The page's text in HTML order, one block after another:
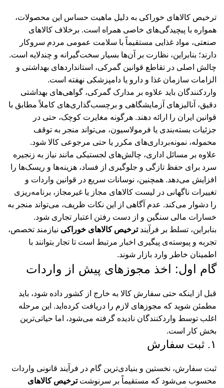
ترخیص کالاهای خوراکی به دلیل ماهیت حساس این محصولات،
همواره با پیچیدگی‌های خاصی همراه است. برخلاف کالاهای
صنعتی، مواد غذایی مستقیماً با سلامت عمومی مردم سروکار
دارند؛ بنابراین، نظارت بر آن‌ها بسیار سخت‌گیرانه و چندلایه است.
چالش اصلی در تقاطع قوانین گمرکی، استانداردهای بهداشتی و
الزامات سازمان غذا و دارو یا دامپزشکی نهفته است.
واردکنندگان باید علاوه بر مدارک گمرکی، گواهی‌های بهداشتی
دقیق، آنالیزهای آزمایشگاهی و برچسب‌گذاری‌های کاملاً مطابق با
قوانین ایران را ارائه دهند. هرگونه مغایرت کوچک، حتی در
جزئیات بسته‌بندی یا فرمولاسیون، می‌تواند منجر به توقف
محموله، نمونه‌برداری‌های مکرر یا حتی مرجوعی کالا شود.
علاوه بر مسائل اداری، چالش‌های لجستیکی مانند نیاز به زنجیره
سرد برای حفظ تازگی و جلوگیری از فساد، هزینه‌ها و ریسک‌ها را
افزایش می‌دهد. همچنین، نوسانات سریع در قوانین واردات و
تغییرات ناگهانی در لیست کالاهای مجاز یا غیرمجاز، برنامه‌ریزی
را دشوار می‌کند. عدم آگاهی از این نکات ظریف، می‌تواند منجر به
خسارات مالی سنگین و از دست رفتن اعتبار تجاری شود.
بنابراین، تسلط بر فرآیندترخیص کالاهای خوراکی نیازمند تخصص،
تجربه و پیوسته‌ی پیگیری اخبار مرتبط است تا تجار بتوانند با
اطمینان خاطر وارد بازار شوند.
گام اول: اخذ مجوزهای پیش از واردات
قبل از اینکه حتی سفارش کالا به خارج از کشور داده شود، باید
مطمئن شوید که مجوزهای لازم را دریافت کرده‌اید. این مرحله
اغلب توسط واردکنندگان نادیده گرفته می‌شود، اما حیاتی‌ترین
بخش کار است.
۱. ثبت سفارش
ثبت سفارش، نخستین و بنیادی‌ترین گام در فرآیند قانونی واردات
محسوب می‌شود که مستقیماً بر سرنوشتترخیص کالاهای